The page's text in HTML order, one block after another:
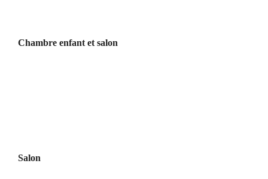
Chambre enfant et salon
Salon